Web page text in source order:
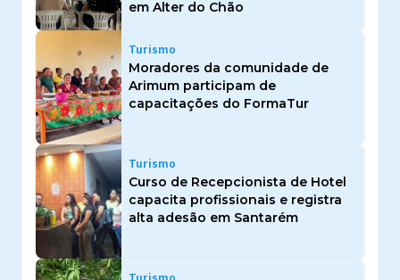
em Alter do Chão
Turismo
Moradores da comunidade de
Arimum participam de
capacitações do FormaTur
Turismo
Curso de Recepcionista de Hotel
capacita profissionais e registra
alta adesão em Santarém